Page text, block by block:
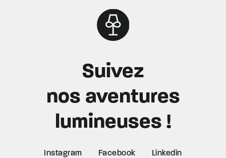
Suivez
nos aventures
lumineuses !
Instagram Facebook Linkedin